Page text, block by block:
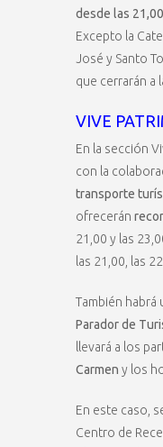
desde las
Excepto la
José y Santo
que cerrarán a
VIVE
En la sección
con la
transporte
ofrecerán
21,00 y las
las 21,00, las
También habrá
Parador de
llevará a los
Carmen y los
En este caso,
Centro de